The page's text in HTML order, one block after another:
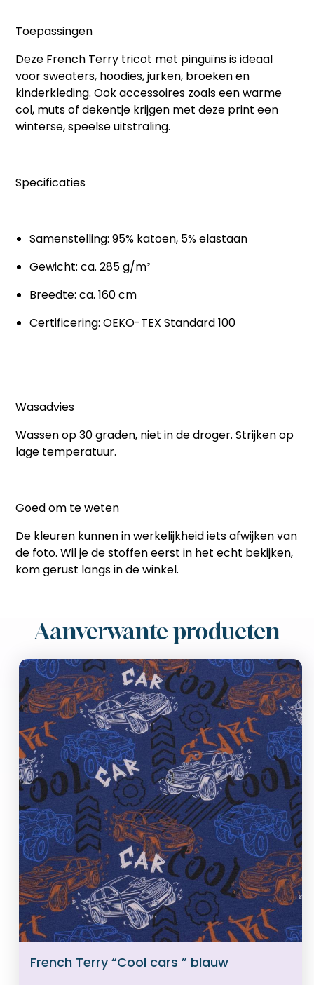
Toepassingen
Deze French Terry tricot met pinguïnsis ideaal
voor sweaters, hoodies, jurken, broeken en
kinderkleding. Ook accessoires zoals een warme
col, muts of dekentje krijgen met deze print een
winterse, speelse uitstraling.
Specificaties
Samenstelling: 95% katoen, 5% elastaan
Gewicht: ca. 285 g/m²
Breedte: ca. 160 cm
Certificering: OEKO-TEX Standard 100
Wasadvies
Wassen op 30 graden, niet in de droger. Strijken op
lage temperatuur.
Goed om te weten
De kleuren kunnen in werkelijkheid iets afwijken van
de foto. Wil je de stoffen eerst in het echt bekijken,
kom gerust langs in de winkel.
Aanverwante producten
French Terry “Cool cars ” blauw